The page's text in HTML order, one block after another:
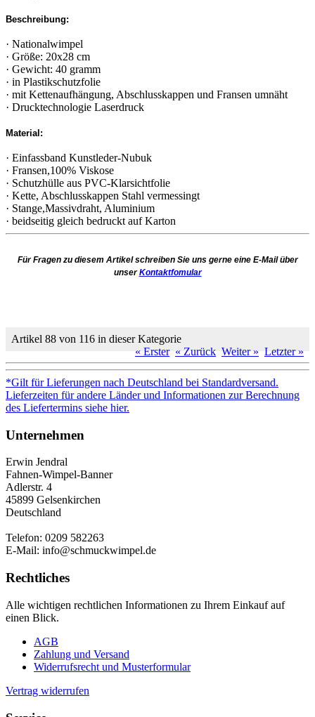
Beschreibung:
· Nationalwimpel
· Größe: 20x28 cm
· Gewicht: 40 gramm
· in Plastikschutzfolie
· mit Kettenaufhängung, Abschlusskappen und Fransen umnäht
· Drucktechnologie Laserdruck
Material:
· Einfassband Kunstleder-Nubuk
· Fransen,100% Viskose
· Schutzhülle aus PVC-Klarsichtfolie
· Kette, Abschlusskappen Stahl vermessingt
· Stange,Massivdraht, Aluminium
· beidseitig gleich bedruckt auf Karton
Für Fragen zu diesem Artikel schreiben Sie uns gerne eine E-Mail über
unserKontaktfomular
Artikel 88 von 116 in dieser Kategorie
« Erster « Zurück Weiter » Letzter »
*Gilt für Lieferungen nach Deutschland bei Standardversand.
Lieferzeiten für andere Länder und Informationen zur Berechnung
des Liefertermins siehe hier.
Unternehmen
Erwin Jendral
Fahnen-Wimpel-Banner
Adlerstr. 4
45899 Gelsenkirchen
Deutschland
Telefon: 0209 582263
E-Mail: info@schmuckwimpel.de
Rechtliches
Alle wichtigen rechtlichen Informationen zu Ihrem Einkauf auf
einen Blick.
AGB
Zahlung und Versand
Widerrufsrecht und Musterformular
Vertrag widerrufen